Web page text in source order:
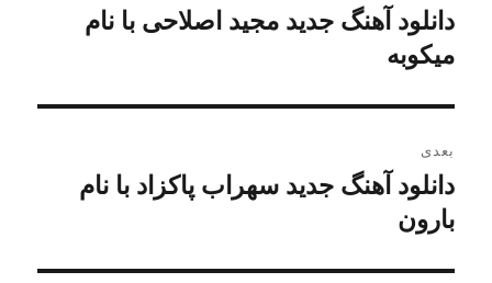
نوشته
نوشته
قبلی:
دانلود آهنگ جدید مجید اصلاحی با نام
میکوبه
بعدی
نوشته
بعدی:
دانلود آهنگ جدید سهراب پاکزاد با نام
بارون